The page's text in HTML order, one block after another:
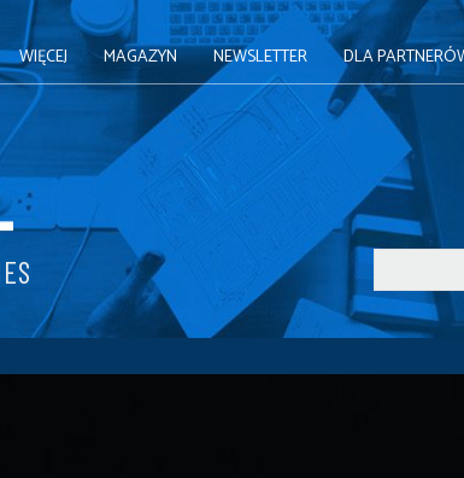
WIĘCEJ MAGAZYN NEWSLETTER DLA